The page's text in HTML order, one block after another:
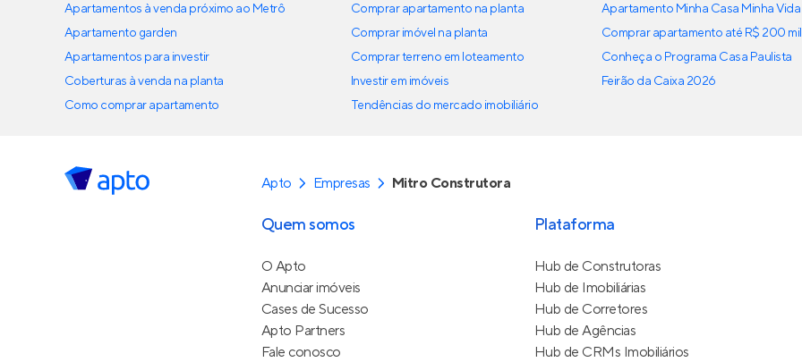
Apartamentos à venda próximo ao Metrô
Apartamento garden
Apartamentos para investir
Coberturas à venda na planta
Como comprar apartamento
Comprar apartamento na planta
Comprar imóvel na planta
Comprar terreno em loteamento
Investir em imóveis
Tendências do mercado imobiliário
Apartamento Minha Casa Minha Vida
Comprar apartamento até R$ 200 mil
Conheça o Programa Casa Paulista
Feirão da Caixa 2026
Apto Empresas Mitro Construtora
Quem somos
O Apto
Anunciar imóveis
Cases de Sucesso
Apto Partners
Fale conosco
Plataforma
Hub de Construtoras
Hub de Imobiliárias
Hub de Corretores
Hub de Agências
Hub de CRMs Imobiliários